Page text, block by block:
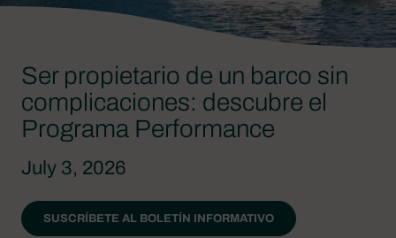
Ser propietario de un barco sin
complicaciones: descubre el
Programa Performance
July 3, 2026
SUSCRÍBETE AL BOLETÍN INFORMATIVO